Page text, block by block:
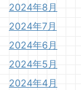
2024年8月
2024年7月
2024年6月
2024年5月
2024年4月